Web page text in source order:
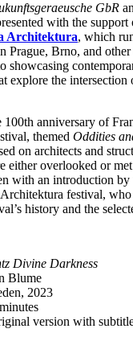
GbR
with the
Architektura, which
Prague, Brno, and
showcasing
explore the intersection
100th anniversary of
themed Oddities
on architects and
either overlooked or
with an introduction
festival,
history and the
Divine Darkness
Blume
2023
version with